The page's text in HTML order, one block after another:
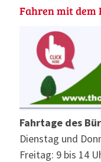
Fahren mit dem
Fahrtage des
Dienstag und
Freitag: 9 bis 14